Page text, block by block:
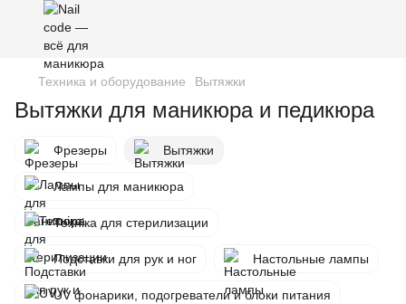
Техника и оборудование Вытяжки
Вытяжки для маникюра и педикюра
Фрезеры Вытяжки
Лампы для маникюра
Техніка для стерилизации
Подставки для рук и ног Настольные лампы
UV фонарики, подогреватели и блоки питания